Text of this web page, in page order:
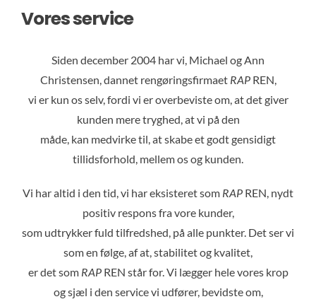
Vores service
Siden december 2004 har vi, Michael og Ann
Christensen, dannet rengøringsfirmaet RAPREN,
vi er kun os selv, fordi vi er overbeviste om, at det giver
kunden mere tryghed, at vi på den
måde, kan medvirke til, at skabe et godt gensidigt
tillidsforhold, mellem os og kunden.
Vi har altid i den tid, vi har eksisteret som RAP REN, nydt
positiv respons fra vore kunder,
som udtrykker fuld tilfredshed, på alle punkter. Det ser vi
som en følge, af at, stabilitet og kvalitet,
er det som RAPREN står for. Vi lægger hele vores krop
og sjæl i den service vi udfører, bevidste om,